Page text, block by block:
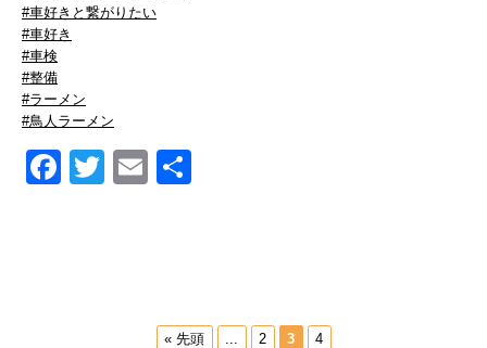
#車好きと繋がりたい
#車好き
#車検
#整備
#ラーメン
#鳥人ラーメン
Facebook
TwitterEmail
« 先頭 ... 2 3 4